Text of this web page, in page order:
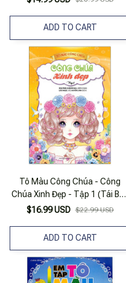
ADD TO CART
Tô Màu Công Chúa - Công
Chúa Xinh Đẹp - Tập 1 (Tái Bản
2023)
$16.99 USD $22.99 USD
ADD TO CART